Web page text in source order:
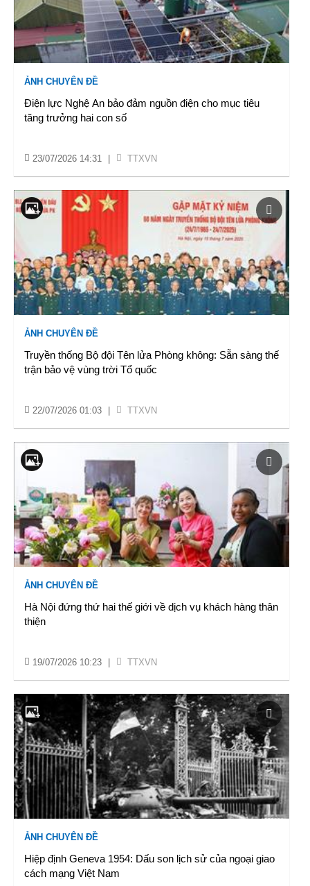
ẢNH CHUYÊN ĐỀ
Điện lực Nghệ An bảo đảm nguồn điện cho mục tiêu
tăng trưởng hai con số
23/07/2026 14:31 TTXVN
ẢNH CHUYÊN ĐỀ
Truyền thống Bộ đội Tên lửa Phòng không: Sẵn sàng thế
trận bảo vệ vùng trời Tổ quốc
22/07/2026 01:03 TTXVN
ẢNH CHUYÊN ĐỀ
Hà Nội đứng thứ hai thế giới về dịch vụ khách hàng thân
thiện
19/07/2026 10:23 TTXVN
ẢNH CHUYÊN ĐỀ
Hiệp định Geneva 1954: Dấu son lịch sử của ngoại giao
cách mạng Việt Nam